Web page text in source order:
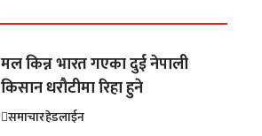
मल किन्न भारत गएका दुई नेपाली
किसान धरौटीमा रिहा हुने
समाचारहेडलाईन